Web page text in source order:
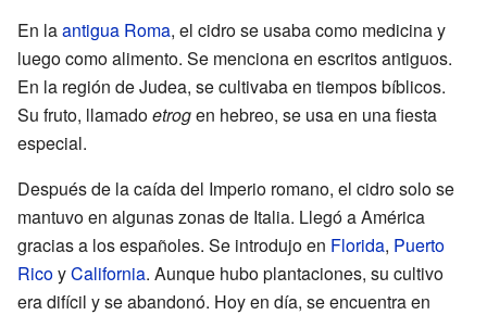
En laantigua Roma, el cidro se usaba como medicina y
luego como alimento. Se menciona en escritos antiguos.
En la región de Judea, se cultivaba en tiempos bíblicos.
Su fruto, llamadoetrogen hebreo, se usa en una fiesta
especial.
Después de la caída del Imperio romano, el cidro solo se
mantuvo en algunas zonas de Italia. Llegó a América
gracias a los españoles. Se introdujo en Florida, Puerto
RicoyCalifornia. Aunque hubo plantaciones, su cultivo
era difícil y se abandonó. Hoy en día, se encuentra en